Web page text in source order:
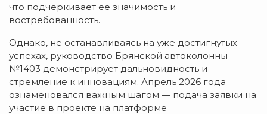
что подчеркивает ее значимость и
востребованность.
Однако, не останавливаясь на уже достигнутых
успехах, руководство Брянской автоколонны
№1403 демонстрирует дальновидность и
стремление к инновациям. Апрель 2026 года
ознаменовался важным шагом — подача заявки на
участие в проекте на платформе